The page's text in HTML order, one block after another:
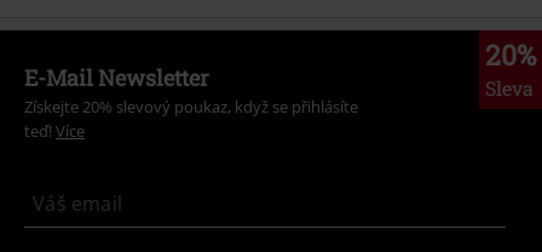
20%
Sleva
E-Mail Newsletter
Získejte 20% slevový poukaz, když se přihlásíte
teď! Více